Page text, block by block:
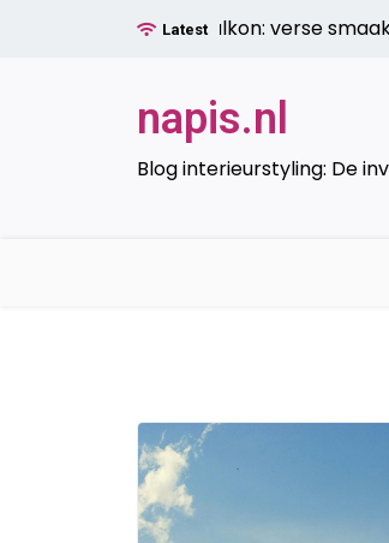
Latest
op het balkon: verse smaak binnen
napis.nl
Blog interieurstyling: De